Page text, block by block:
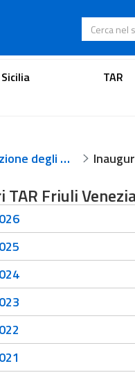
Cerca nel
Sicilia TAR
Inaugurazione degli anni giudiziari
Friuli